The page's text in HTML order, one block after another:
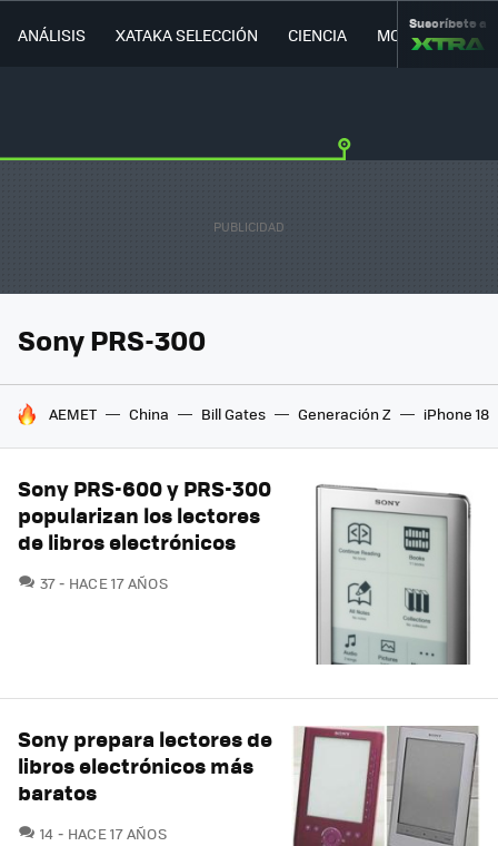
ANÁLISIS XATAKA SELECCIÓN CIENCIA MOVILIDAD
Suscríbete a
Sony PRS-300
HOY SE HABLA DE
AEMET China Bill Gates Generación Z iPhone 18
Sony PRS-600 y PRS-300
popularizan los lectores
de libros electrónicos
37COMENTARIOS
HACE 17 AÑOS
Sony prepara lectores de
libros electrónicos más
baratos
14 COMENTARIOS
HACE 17 AÑOS